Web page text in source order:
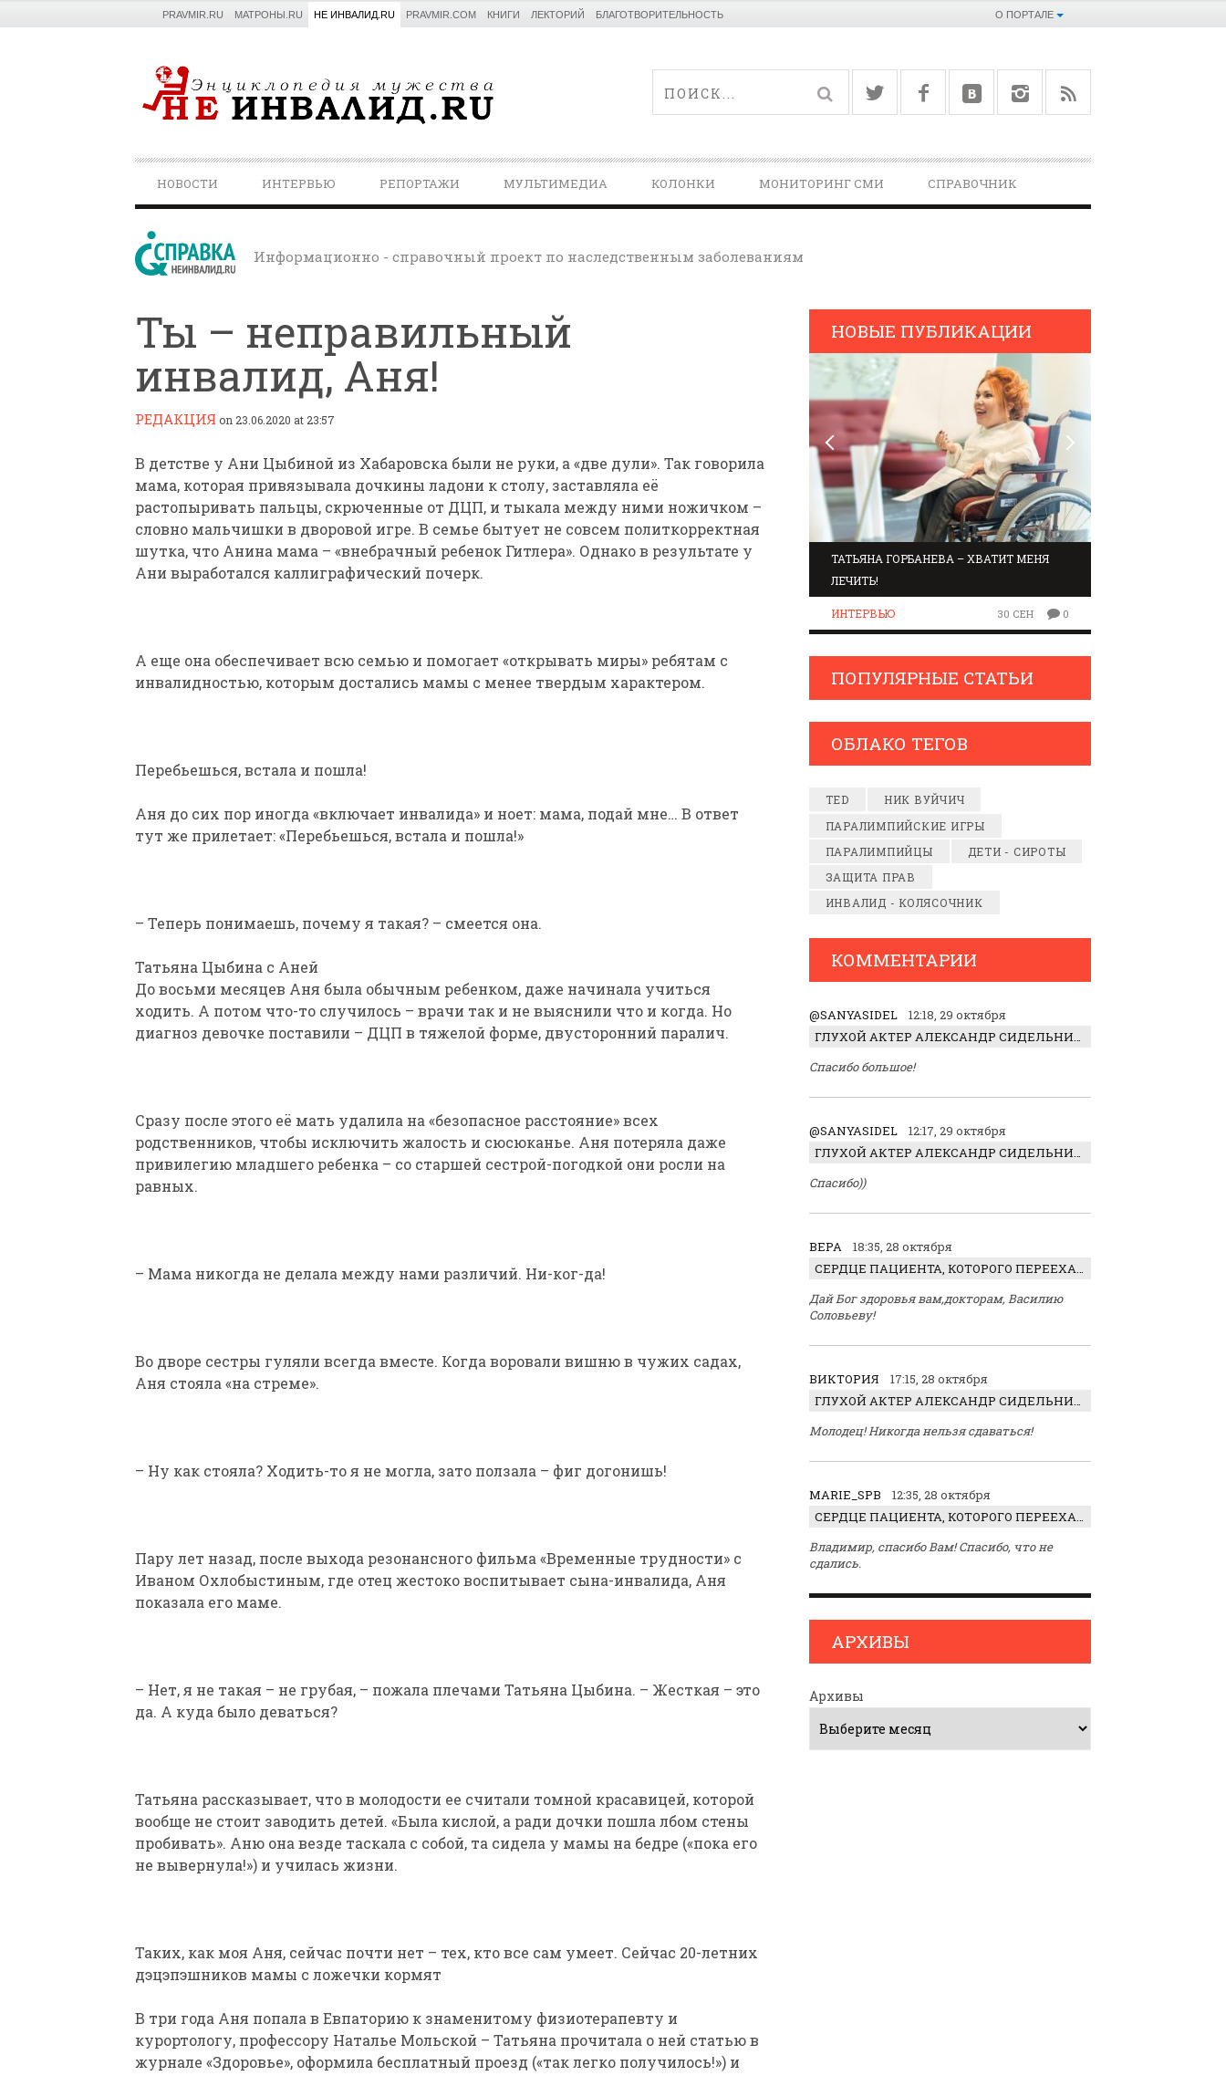
О ПОРТАЛЕ
PRAVMIR.RU МАТРОНЫ.RU НЕ ИНВАЛИД.RU PRAVMIR.COM КНИГИ ЛЕКТОРИЙ БЛАГОТВОРИТЕЛЬНОСТЬ
NAVIGATION
НОВОСТИ ИНТЕРВЬЮ РЕПОРТАЖИ МУЛЬТИМЕДИА КОЛОНКИ МОНИТОРИНГ СМИ СПРАВОЧНИК­
Информационно - справочный проект по наследственным заболеваниям
Ты – неправильный
инвалид, Аня!
РЕДАКЦИЯ on 23.06.2020 at 23:57
В детстве у Ани Цыбиной из Хабаровска были не руки, а «две дули». Так говорила
мама, которая привязывала дочкины ладони к столу, заставляла её
растопыривать пальцы, скрюченные от ДЦП, и тыкала между ними ножичком –
словно мальчишки в дворовой игре. В семье бытует не совсем политкорректная
шутка, что Анина мама – «внебрачный ребенок Гитлера». Однако в результате у
Ани выработался каллиграфический почерк.
А еще она обеспечивает всю семью и помогает «открывать миры» ребятам с
инвалидностью, которым достались мамы с менее твердым характером.
Перебьешься, встала и пошла!
Аня до сих пор иногда «включает инвалида» и ноет: мама, подай мне… В ответ
тут же прилетает: «Перебьешься, встала и пошла!»
– Теперь понимаешь, почему я такая? – смеется она.
Татьяна Цыбина с Аней
До восьми месяцев Аня была обычным ребенком, даже начинала учиться
ходить. А потом что-то случилось – врачи так и не выяснили что и когда. Но
диагноз девочке поставили – ДЦП в тяжелой форме, двусторонний паралич.
Сразу после этого её мать удалила на «безопасное расстояние» всех
родственников, чтобы исключить жалость и сюсюканье. Аня потеряла даже
привилегию младшего ребенка – со старшей сестрой-погодкой они росли на
равных.
– Мама никогда не делала между нами различий. Ни-ког-да!
Во дворе сестры гуляли всегда вместе. Когда воровали вишню в чужих садах,
Аня стояла «на стреме».
– Ну как стояла? Ходить-то я не могла, зато ползала – фиг догонишь!
Пару лет назад, после выхода резонансного фильма «Временные трудности» с
Иваном Охлобыстиным, где отец жестоко воспитывает сына-инвалида, Аня
показала его маме.
– Нет, я не такая – не грубая, – пожала плечами Татьяна Цыбина. – Жесткая – это
да. А куда было деваться?
Татьяна рассказывает, что в молодости ее считали томной красавицей, которой
вообще не стоит заводить детей. «Была кислой, а ради дочки пошла лбом стены
пробивать». Аню она везде таскала с собой, та сидела у мамы на бедре («пока его
не вывернула!») и училась жизни.
Таких, как моя Аня, сейчас почти нет – тех, кто все сам умеет. Сейчас 20-летних
дэцэпэшников мамы с ложечки кормят
В три года Аня попала в Евпаторию к знаменитому физиотерапевту и
курортологу, профессору Наталье Мольской – Татьяна прочитала о ней статью в
журнале «Здоровье», оформила бесплатный проезд («так легко получилось!») и
НОВЫЕ ПУБЛИКАЦИИ
ТАТЬЯНА ГОРБАНЕВА – ХВАТИТ МЕНЯ
ЛЕЧИТЬ!
ИНТЕРВЬЮ 30 СЕН 0
ИНЖЕНЕР С ТВОРЧЕСКИМИ АМБИЦИЯМИ.
ПАРАЛИМПИЙСКАЯ ЧЕМПИОНКА ПО
БИАТЛОНУ И ЛЫЖНЫМ ГОНКАМ ИЗ
ПОПУЛЯРНЫЕ СТАТЬИ
ОБЛАКО ТЕГОВ
TED
НИК ВУЙЧИЧ
ПАРАЛИМПИЙСКИЕ ИГРЫ
ПАРАЛИМПИЙЦЫ
ДЕТИ - СИРОТЫ
ЗАЩИТА ПРАВ
ИНВАЛИД - КОЛЯСОЧНИК
КОММЕНТАРИИ
@SANYASIDEL
12:18, 29 октября
ГЛУХОЙ АКТЕР АЛЕКСАНДР СИДЕЛЬНИКОВ: «С НАСЛАЖДЕНИЕМ ИГРАЛ ОТРИЦАТЕЛЬНОГО ГЕРОЯ!»
Спасибо большое!
@SANYASIDEL
12:17, 29 октября
ГЛУХОЙ АКТЕР АЛЕКСАНДР СИДЕЛЬНИКОВ: «С НАСЛАЖДЕНИЕМ ИГРАЛ ОТРИЦАТЕЛЬНОГО ГЕРОЯ!»
Спасибо))
ВЕРА
18:35, 28 октября
СЕРДЦЕ ПАЦИЕНТА, КОТОРОГО ПЕРЕЕХАЛ ТРАКТОР, ОБНАРУЖИЛИ… В ЖИВОТЕ
Дай Бог здоровья вам,докторам, Василию
Соловьеву!
ВИКТОРИЯ
17:15, 28 октября
ГЛУХОЙ АКТЕР АЛЕКСАНДР СИДЕЛЬНИКОВ: «С НАСЛАЖДЕНИЕМ ИГРАЛ ОТРИЦАТЕЛЬНОГО ГЕРОЯ!»
Молодец! Никогда нельзя сдаваться!
MARIE_SPB
12:35, 28 октября
СЕРДЦЕ ПАЦИЕНТА, КОТОРОГО ПЕРЕЕХАЛ ТРАКТОР, ОБНАРУЖИЛИ… В ЖИВОТЕ
Владимир, спасибо Вам! Спасибо, что не
сдались.
АРХИВЫ
Архивы